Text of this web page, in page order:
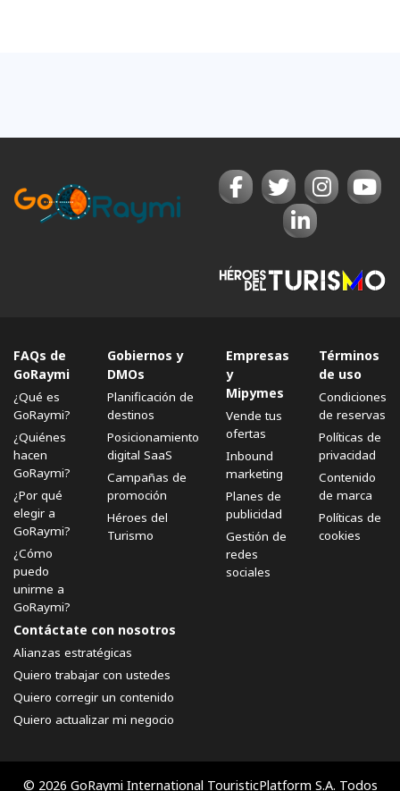
FAQs de
GoRaymi
¿Qué es
GoRaymi?
¿Quiénes
hacen
GoRaymi?
¿Por qué
elegir a
GoRaymi?
¿Cómo
puedo
unirme a
GoRaymi?
Gobiernos y
DMOs
Planificación de
destinos
Posicionamiento
digital SaaS
Campañas de
promoción
Héroes del
Turismo
Empresas
y
Mipymes
Vende tus
ofertas
Inbound
marketing
Planes de
publicidad
Gestión de
redes
sociales
Términos
de uso
Condiciones
de reservas
Políticas de
privacidad
Contenido
de marca
Políticas de
cookies
Contáctate con nosotros
Alianzas estratégicas
Quiero trabajar con ustedes
Quiero corregir un contenido
Quiero actualizar mi negocio
© 2026 GoRaymi International TouristicPlatform S.A. Todos